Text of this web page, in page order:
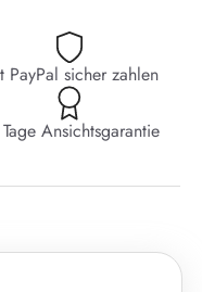
PayPal sicher zahlen
Ansichtsgarantie